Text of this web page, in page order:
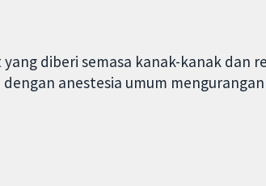
diberi semasa kanak-kanak dan
anestesia umum